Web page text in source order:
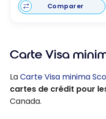
Comparer
Carte Visa
LaCarte Visa minima
cartes de crédit pour
Canada.